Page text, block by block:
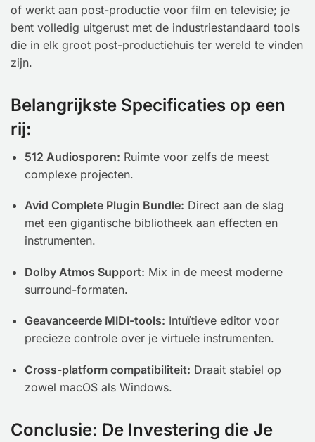
of werkt aan post-productie voor film en televisie; je
bent volledig uitgerust met de industriestandaard tools
die in elk groot post-productiehuis ter wereld te vinden
zijn.
Belangrijkste Specificaties op een
rij:
512 Audiosporen: Ruimte voor zelfs de meest
complexe projecten.
Avid Complete Plugin Bundle: Direct aan de slag
met een gigantische bibliotheek aan effecten en
instrumenten.
Dolby Atmos Support: Mix in de meest moderne
surround-formaten.
Geavanceerde MIDI-tools: Intuïtieve editor voor
precieze controle over je virtuele instrumenten.
Cross-platform compatibiliteit: Draait stabiel op
zowel macOS als Windows.
Conclusie: De Investering die Je